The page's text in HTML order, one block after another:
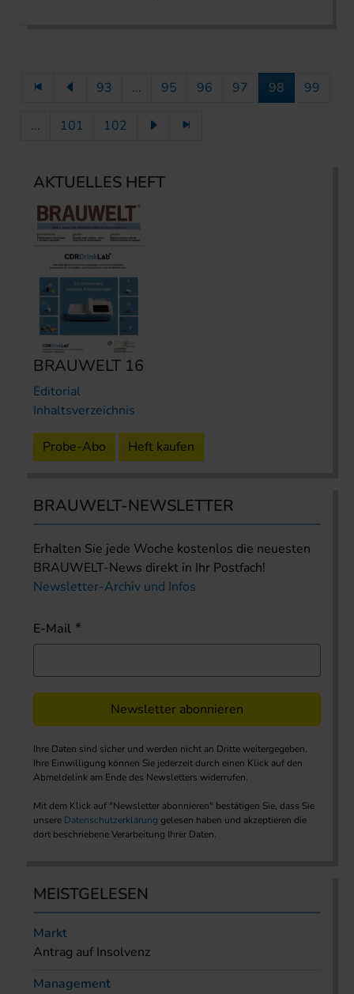
93 ... 95 96 97 98 99
... 101 102
AKTUELLES HEFT
BRAUWELT 16
Editorial
Inhaltsverzeichnis
Probe-Abo Heft kaufen
BRAUWELT-NEWSLETTER
Erhalten Sie jede Woche kostenlos die neuesten
BRAUWELT-News direkt in Ihr Postfach!
Newsletter-Archiv und Infos
E-Mail
Newsletter abonnieren
Ihre Daten sind sicher und werden nicht an Dritte weitergegeben.
Ihre Einwilligung können Sie jederzeit durch einen Klick auf den
Abmeldelink am Ende des Newsletters widerrufen.
Mit dem Klick auf "Newsletter abonnieren" bestätigen Sie, dass Sie
unsere Datenschutzerklärung gelesen haben und akzeptieren die
dort beschriebene Verarbeitung Ihrer Daten.
MEISTGELESEN
Markt
Antrag auf Insolvenz
Management